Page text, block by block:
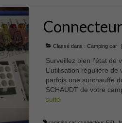
Classé dans : Camping car |
Surveillez bien l’état de
L’utilisation régulière
parfois une surchauffe
SCHAUDT de votre
suite­­